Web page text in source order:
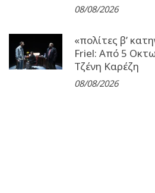
08/08/2026
«πολίτες β’
Friel: Από 5
Τζένη Καρέζη
08/08/2026